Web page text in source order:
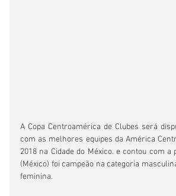
A Copa Centroamérica de Clubes será
com as melhores equipes da América
2018 na Cidade do México. e contou com
(México) foi campeão na categoria
feminina.